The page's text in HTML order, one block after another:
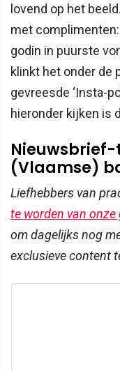
lovend op het
met complimenten:
godin in puurste
klinkt het onder de
gevreesde ‘Insta-
hieronder kijken is
Nieuwsbrief-
(Vlaamse)
Liefhebbers van
te worden van
om dagelijks nog
exclusieve content